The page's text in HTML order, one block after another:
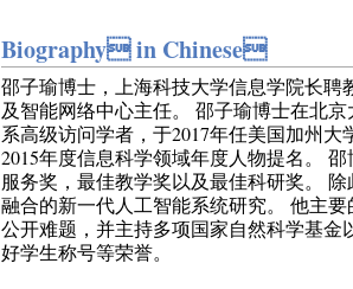
Biography in Chinese
邵子瑜博士，上海科技大学信息学院长
及智能网络中心主任。 邵子瑜博士在北
系高级访问学者，于2017年任美国加州
2015年度信息科学领域年度人物提名。
服务奖，最佳教学奖以及最佳科研奖。
融合的新一代人工智能系统研究。 他主
公开难题，并主持多项国家自然科学基
好学生称号等荣誉。